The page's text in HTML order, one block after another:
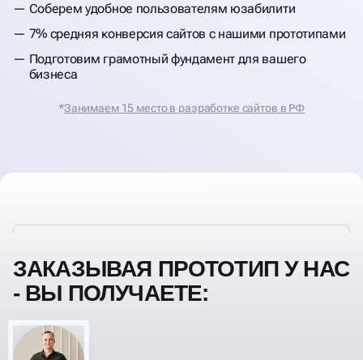
Соберем удобное пользователям юзабилити
7% средняя конверсия сайтов с нашими прототипами
Подготовим грамотный фундамент для вашего
бизнеса
*Занимаем 15 место в разработке сайтов в РФ
ЗАКАЗЫВАЯ ПРОТОТИП У НАС
- ВЫ ПОЛУЧАЕТЕ: